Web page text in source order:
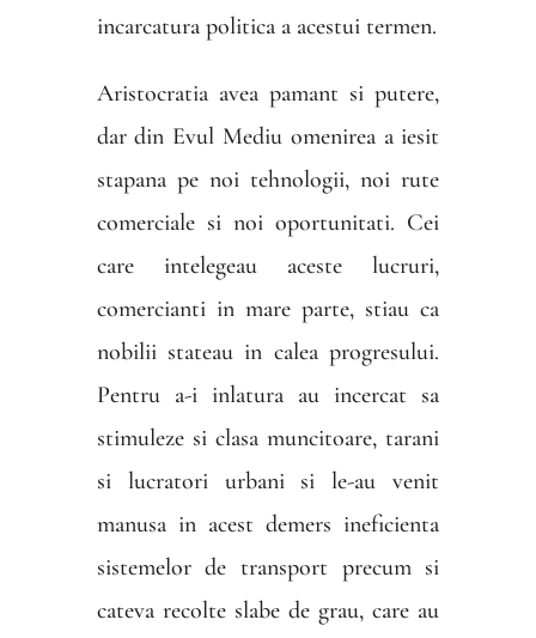
incarcatura politica a acestui termen.
Aristocratia avea pamant si putere,
dar din Evul Mediu omenirea a iesit
stapana pe noi tehnologii, noi rute
comerciale si noi oportunitati. Cei
care intelegeau aceste lucruri,
comercianti in mare parte, stiau ca
nobilii stateau in calea progresului.
Pentru a-i inlatura au incercat sa
stimuleze si clasa muncitoare, tarani
si lucratori urbani si le-au venit
manusa in acest demers ineficienta
sistemelor de transport precum si
cateva recolte slabe de grau, care au